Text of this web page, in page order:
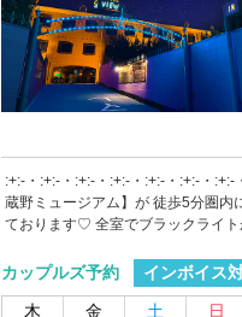
:+:-・:+:-・:+:-・:+:-・:+:-・:+:-・
蔵野ミュージアム】が 徒歩5分圏内
ております♡ 全室でブラックライ
カップルズ予約
インボイス
木
金 土 日